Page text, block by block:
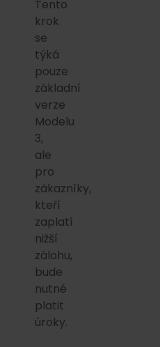
Tento
krok
se
týká
pouze
základní
verze
Modelu
3,
ale
pro
zákazníky,
kteří
zaplatí
nižší
zálohu,
bude
nutné
platit
úroky.